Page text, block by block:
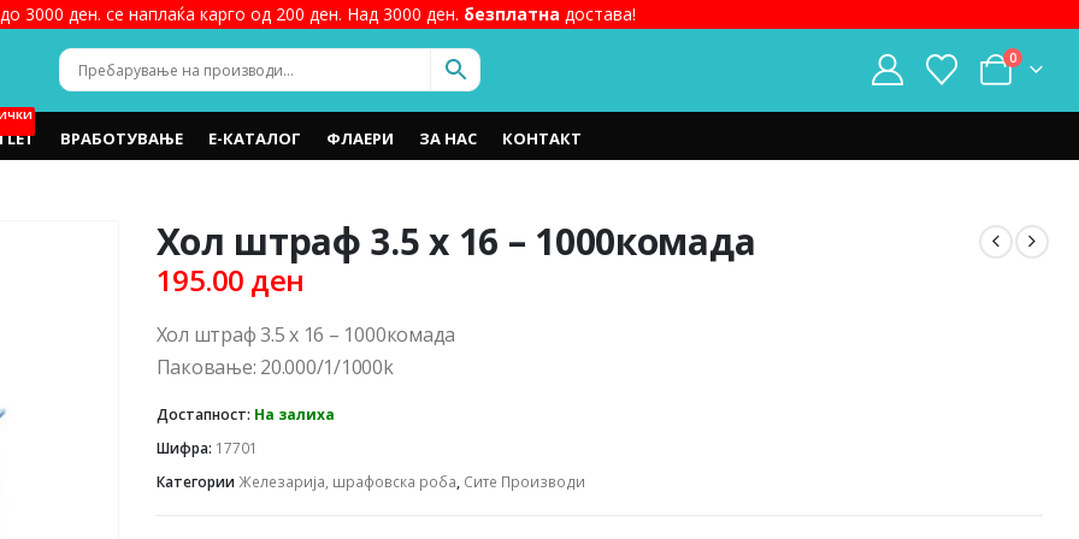
3000 ден. се наплаќа карго од 200 ден. Над 3000 ден. безплатна достава!
0
ВРАБОТУВАЊЕ Е-КАТАЛОГ ФЛАЕРИ ЗА НАС КОНТАКТ
Хол штраф 3.5 x 16 – 1000комада
195.00 ден
Хол штраф 3.5 x 16 – 1000комада
Паковање: 20.000/1/1000k
Достапност: На залиха
Шифра: 17701
КатегорииЖелезарија, шрафовска роба, Сите Производи